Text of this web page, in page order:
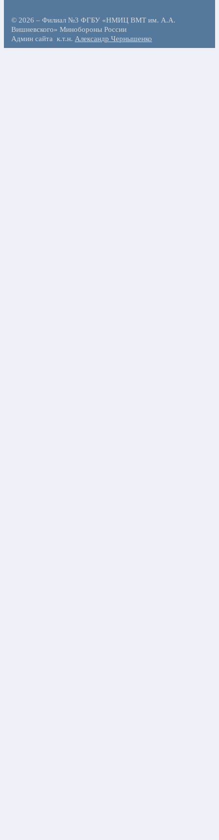
© 2026 – Филиал №3 ФГБУ «НМИЦ ВМТ им. А.А.
Вишневского» Минобороны России
Админ сайта к.т.н. Александр Чернышенко